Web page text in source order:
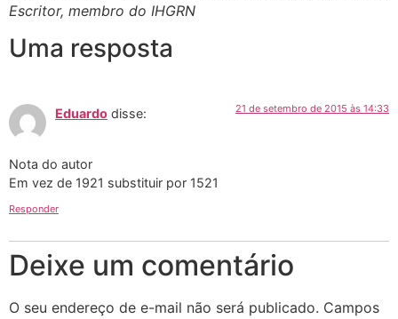
Escritor, membro do IHGRN
Uma resposta
Eduardo disse: 21 de setembro de 2015 às 14:33
Nota do autor
Em vez de 1921 substituir por 1521
Responder
Deixe um comentário
O seu endereço de e-mail não será publicado. Campos